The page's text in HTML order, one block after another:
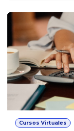
Cursos Virtuales